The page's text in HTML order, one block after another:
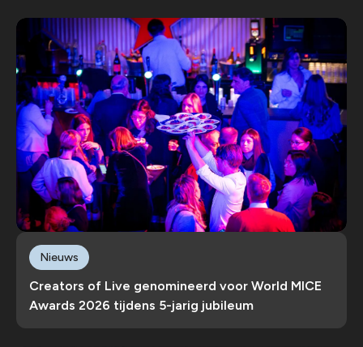
Creators of Live genomineerd voor World MICE
Awards 2026 tijdens 5-jarig jubileum
Nieuws